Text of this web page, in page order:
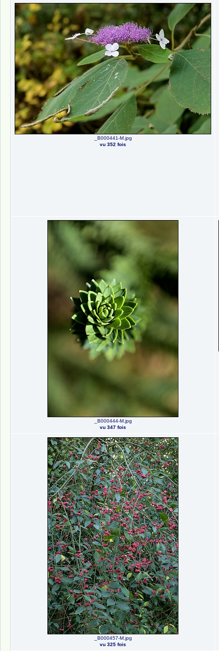
_B000441-M.jpg
vu 352 fois
_B000444-M.jpg
vu 347 fois
_B000457-M.jpg
vu 325 fois